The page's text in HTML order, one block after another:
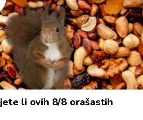
li ovih 8/8 orašastih